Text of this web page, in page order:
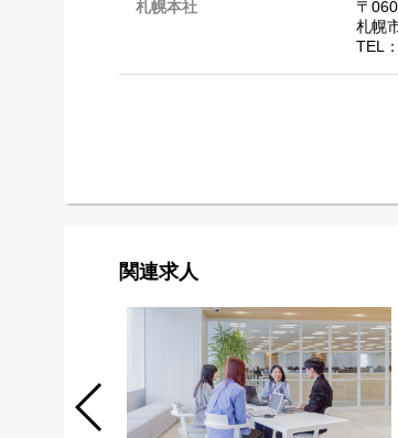
札幌本社
〒
札幌
TEL
関連求人